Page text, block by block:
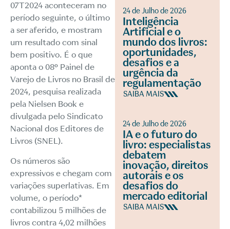
07T2024 aconteceram no
período seguinte, o último
a ser aferido, e mostram
um resultado com sinal
bem positivo. É o que
aponta o 08º Painel de
Varejo de Livros no Brasil de
2024, pesquisa realizada
pela Nielsen Book e
divulgada pelo Sindicato
Nacional dos Editores de
Livros (SNEL).
Os números são
expressivos e chegam com
variações superlativas. Em
volume, o período*
contabilizou 5 milhões de
livros contra 4,02 milhões
24 de Julho de 2026
Inteligência
Artificial e o
mundo dos livros:
oportunidades,
desafios e a
urgência da
regulamentação
SAIBA MAIS
24 de Julho de 2026
IA e o futuro do
livro: especialistas
debatem
inovação, direitos
autorais e os
desafios do
mercado editorial
SAIBA MAIS